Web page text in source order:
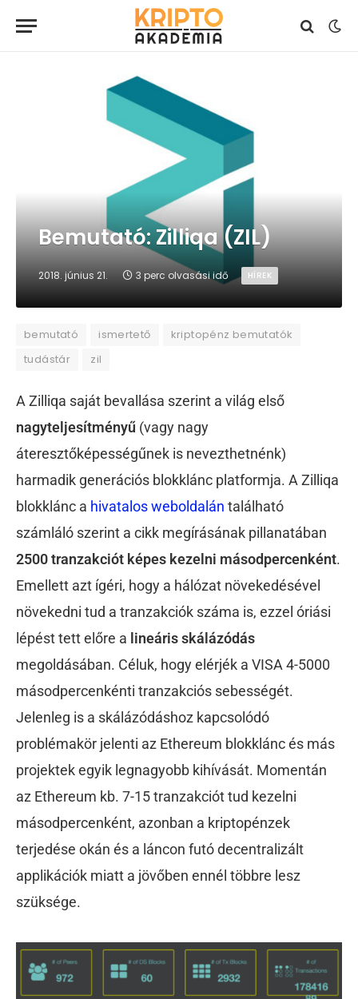
Bemutató: Zilliqa (ZIL)
2018. június 21. 3 perc olvasási idő HÍREK
bemutató ismertető
kriptopénz bemutatók
tudástár
zil
A Zilliqa saját bevallása szerint a világ első
nagyteljesítményű (vagy nagy
áteresztőképességűnek is nevezthetnénk)
harmadik generációs blokklánc platformja. A Zilliqa
blokklánc a hivatalos weboldalán található
számláló szerint a cikk megírásának pillanatában
2500 tranzakciót képes kezelni másodpercenként.
Emellett azt ígéri, hogy a hálózat növekedésével
növekedni tud a tranzakciók száma is, ezzel óriási
lépést tett előre a lineáris skálázódás
megoldásában. Céluk, hogy elérjék a VISA 4-5000
másodpercenkénti tranzakciós sebességét.
Jelenleg is a skálázódáshoz kapcsolódó
problémakör jelenti az Ethereum blokklánc és más
projektek egyik legnagyobb kihívását. Momentán
az Ethereum kb. 7-15 tranzakciót tud kezelni
másodpercenként, azonban a kriptopénzek
terjedése okán és a láncon futó decentralizált
applikációk miatt a jövőben ennél többre lesz
szüksége.